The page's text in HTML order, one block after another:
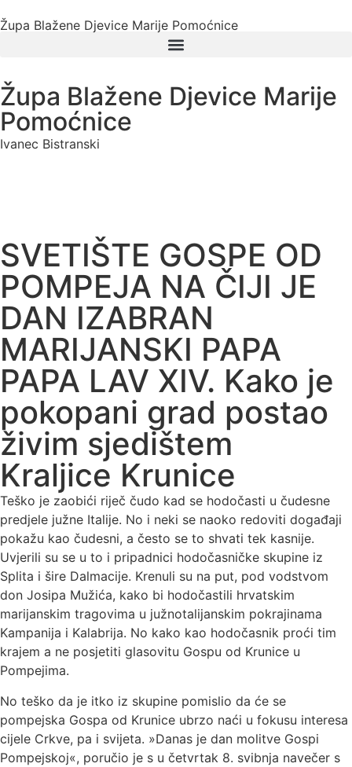
Župa Blažene Djevice Marije Pomoćnice
Župa Blažene Djevice Marije
Pomoćnice
Ivanec Bistranski
SVETIŠTE GOSPE OD
POMPEJA NA ČIJI JE
DAN IZABRAN
MARIJANSKI PAPA
PAPA LAV XIV. Kako je
pokopani grad postao
živim sjedištem
Kraljice Krunice
Teško je zaobići riječ čudo kad se hodočasti u čudesne
predjele južne Italije. No i neki se naoko redoviti događaji
pokažu kao čudesni, a često se to shvati tek kasnije.
Uvjerili su se u to i pripadnici hodočasničke skupine iz
Splita i šire Dalmacije. Krenuli su na put, pod vodstvom
don Josipa Mužića, kako bi hodočastili hrvatskim
marijanskim tragovima u južnotalijanskim pokrajinama
Kampanija i Kalabrija. No kako kao hodočasnik proći tim
krajem a ne posjetiti glasovitu Gospu od Krunice u
Pompejima.
No teško da je itko iz skupine pomislio da će se
pompejska Gospa od Krunice ubrzo naći u fokusu interesa
cijele Crkve, pa i svijeta. »Danas je dan molitve Gospi
Pompejskoj«, poručio je s u četvrtak 8. svibnja navečer s